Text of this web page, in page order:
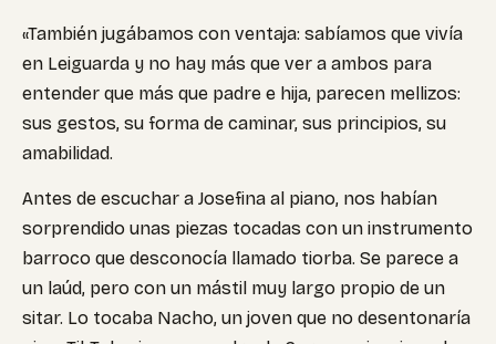
«También jugábamos con ventaja: sabíamos que vivía
en Leiguarda y no hay más que ver a ambos para
entender que más que padre e hija, parecen mellizos:
sus gestos, su forma de caminar, sus principios, su
amabilidad.
Antes de escuchar a Josefina al piano, nos habían
sorprendido unas piezas tocadas con un instrumento
barroco que desconocía llamado tiorba. Se parece a
un laúd, pero con un mástil muy largo propio de un
sitar. Lo tocaba Nacho, un joven que no desentonaría